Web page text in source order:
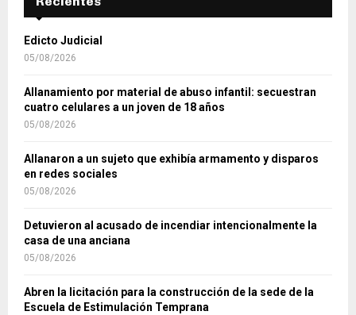
Edicto Judicial
05/08/2026
Allanamiento por material de abuso infantil: secuestran
cuatro celulares a un joven de 18 años
05/08/2026
Allanaron a un sujeto que exhibía armamento y disparos
en redes sociales
05/08/2026
Detuvieron al acusado de incendiar intencionalmente la
casa de una anciana
05/08/2026
Abren la licitación para la construcción de la sede de la
Escuela de Estimulación Temprana